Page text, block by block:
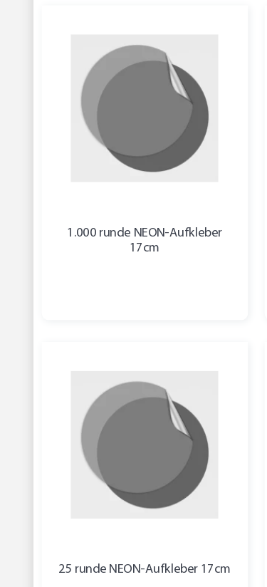
1.000 runde NEON-Aufkleber
17cm
25 runde NEON-Aufkleber 17cm